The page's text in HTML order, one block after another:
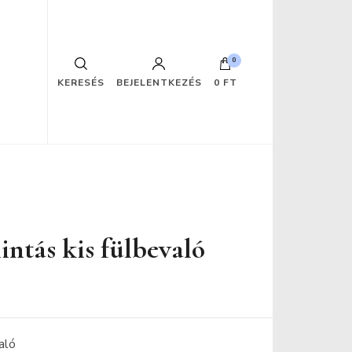
KERESÉS BEJELENTKEZÉS
0
0 FT
kis fülbevaló